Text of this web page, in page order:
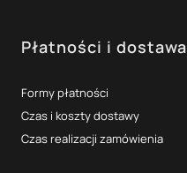
Płatności i dostawa
Formy płatności
Czas i koszty dostawy
Czas realizacji zamówienia